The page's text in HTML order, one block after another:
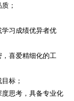
；
习成绩优异者优
喜爱精细化的工
标；
思考，具备专业化